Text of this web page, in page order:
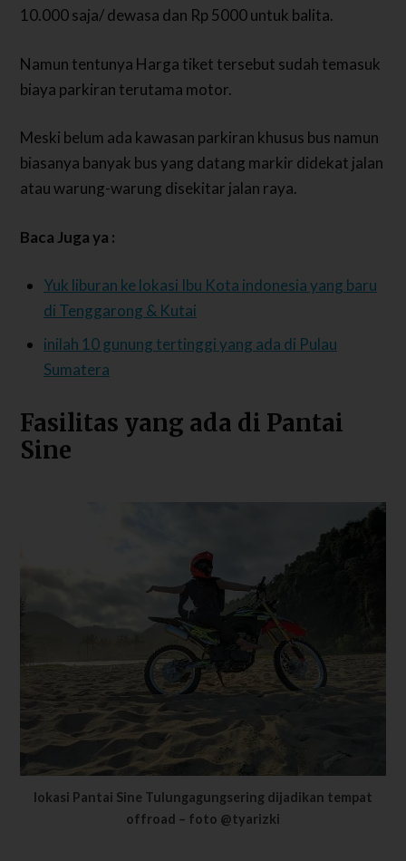
10.000 saja/ dewasa dan Rp 5000 untuk balita.
Namun tentunya Harga tiket tersebut sudah temasuk
biaya parkiran terutama motor.
Meski belum ada kawasan parkiran khusus bus namun
biasanya banyak bus yang datang markir didekat jalan
atau warung-warung disekitar jalan raya.
Baca Juga ya :
Yuk liburan ke lokasi Ibu Kota indonesia yang baru
di Tenggarong & Kutai
inilah 10 gunung tertinggi yang ada di Pulau
Sumatera
Fasilitas yang ada di Pantai
Sine
lokasi Pantai Sine Tulungagungsering dijadikan tempat
offroad – foto @tyarizki